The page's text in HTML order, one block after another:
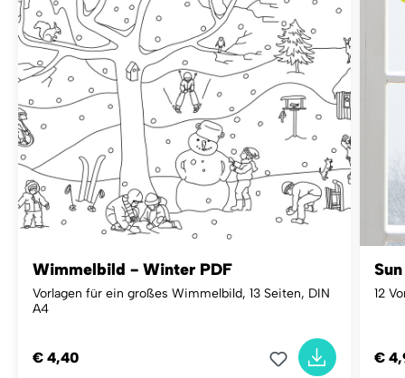
Wimmelbild - Winter PDF
Vorlagen für ein großes Wimmelbild, 13 Seiten, DIN
A4
€ 4,40
12
€